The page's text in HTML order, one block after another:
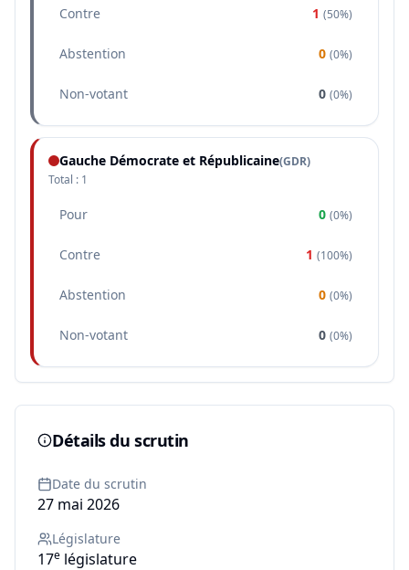
Contre 1 (50%)
Abstention 0 (0%)
Non-votant 0 (0%)
Gauche Démocrate et Républicaine(GDR)
Total : 1
Pour 0 (0%)
Contre 1 (100%)
Abstention 0 (0%)
Non-votant 0 (0%)
Détails du scrutin
Date du scrutin
27 mai 2026
Législature
17e législature